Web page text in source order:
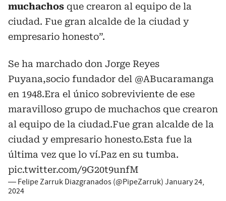
muchachos que crearon al equipo de la
ciudad. Fue gran alcalde de la ciudad y
empresario honesto”.
Se ha marchado don Jorge Reyes
Puyana,socio fundador del @ABucaramanga
en 1948.Era el único sobreviviente de ese
maravilloso grupo de muchachos que crearon
al equipo de la ciudad.Fue gran alcalde de la
ciudad y empresario honesto.Esta fue la
última vez que lo ví.Paz en su tumba.
pic.twitter.com/9G20t9unfM
— Felipe Zarruk Diazgranados (@PipeZarruk) January 24,
2024